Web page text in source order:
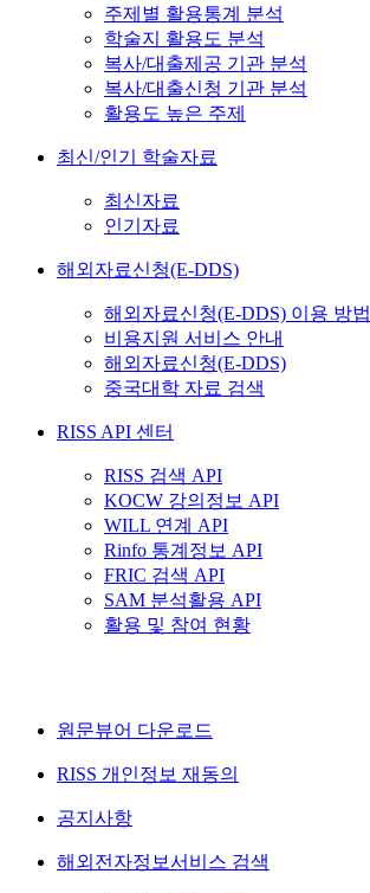
주제별 활용통계 분석
학술지 활용도 분석
복사/대출제공 기관 분석
복사/대출신청 기관 분석
활용도 높은 주제
최신/인기 학술자료
최신자료
인기자료
해외자료신청(E-DDS)
해외자료신청(E-DDS) 이용 방법
비용지원 서비스 안내
해외자료신청(E-DDS)
중국대학 자료 검색
RISS API 센터
RISS 검색 API
KOCW 강의정보 API
WILL 연계 API
Rinfo 통계정보 API
FRIC 검색 API
SAM 분석활용 API
활용 및 참여 현황
원문뷰어 다운로드
RISS 개인정보 재동의
공지사항
해외전자정보서비스 검색